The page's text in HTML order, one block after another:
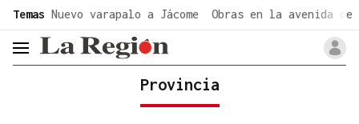
Temas Nuevo varapalo a Jácome Obras en la avenida de
header.menu.open
Provincia